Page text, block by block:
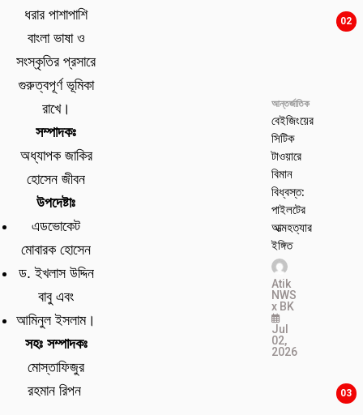
ধরার পাশাপাশি
বাংলা ভাষা ও
সংস্কৃতির প্রসারে
গুরুত্বপূর্ণ ভূমিকা
রাখে।
সম্পাদকঃ
অধ্যাপক জাকির
হোসেন জীবন
উপদেষ্টাঃ
এডভোকেট
মোবারক হোসেন
ড. ইখলাস উদ্দিন
বাবু এবং
আমিনুল ইসলাম।
সহঃ সম্পাদকঃ
মোস্তাফিজুর
রহমান রিপন
02
আন্তর্জাতিক
বেইজিংয়ের
সিটিক
টাওয়ারে
বিমান
বিধ্বস্ত:
পাইলটের
আত্মহত্যার
ইঙ্গিত
Atik
NWS
x BK
Jul
02,
2026
03